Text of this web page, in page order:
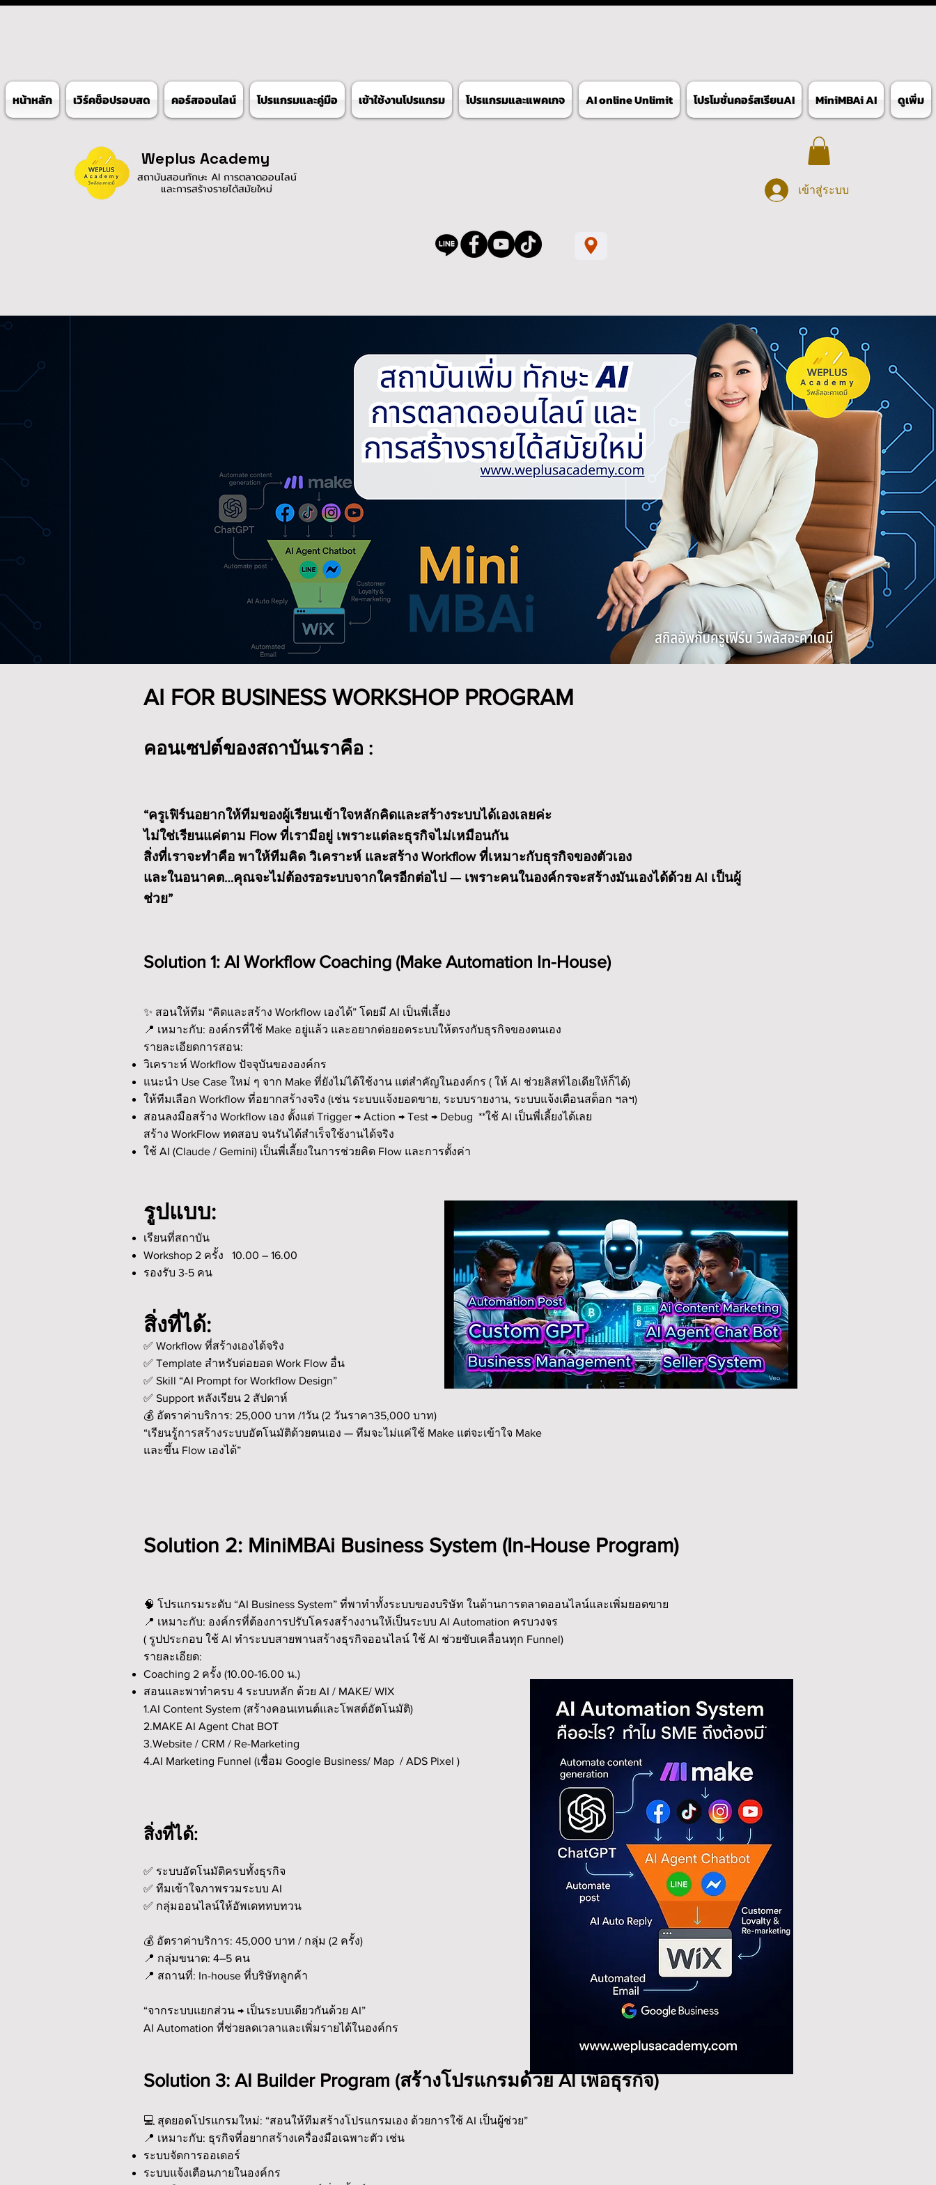
Weplus Academy
สถาบันสอนทักษะ AI การตลาดออนไลน์
และการสร้างรายได้สมัยใหม่
เข้าสู่ระบบ
หน้าหลัก เวิร์คช็อปรอบสด คอร์สออนไลน์ โปรแกรมและคู่มือ เข้าใช้งานโปรแกรม โปรแกรมและแพคเกจ AI online Unlimit โปรโมชั่นคอร์สเรียนAI MiniMBAi AI ดูเพิ่ม
AI FOR BUSINESS WORKSHOP PROGRAM
คอนเซปต์ของสถาบันเราคือ :
“ครูเฟิร์นอยากให้ทีมของผู้เรียนเข้าใจหลักคิดและสร้างระบบได้เองเลยค่ะ
ไม่ใช่เรียนแค่ตาม Flow ที่เรามีอยู่ เพราะแต่ละธุรกิจไม่เหมือนกัน
สิ่งที่เราจะทำคือ พาให้ทีมคิด วิเคราะห์ และสร้าง Workflow ที่เหมาะกับธุรกิจของตัวเอง
และในอนาคต…คุณจะไม่ต้องรอระบบจากใครอีกต่อไป — เพราะคนในองค์กรจะสร้างมันเองได้ด้วย AI เป็นผู้
ช่วย”
Solution 1: AI Workflow Coaching (Make Automation In-House)
✨ สอนให้ทีม “คิดและสร้าง Workflow เองได้” โดยมี AI เป็นพี่เลี้ยง
📍 เหมาะกับ: องค์กรที่ใช้ Make อยู่แล้ว และอยากต่อยอดระบบให้ตรงกับธุรกิจของตนเอง
รายละเอียดการสอน:
วิเคราะห์ Workflow ปัจจุบันขององค์กร
แนะนำ Use Case ใหม่ ๆ จาก Make ที่ยังไม่ได้ใช้งาน แต่สำคัญในองค์กร ( ให้ AI ช่วยลิสท์ไอเดียให้ก็ได้)
ให้ทีมเลือก Workflow ที่อยากสร้างจริง (เช่น ระบบแจ้งยอดขาย, ระบบรายงาน, ระบบแจ้งเตือนสต็อก ฯลฯ)
สอนลงมือสร้าง Workflow เอง ตั้งแต่ Trigger → Action → Test → Debug **ใช้ AI เป็นพี่เลี้ยงได้เลย
สร้าง WorkFlow ทดสอบ จนรันได้สำเร็จใช้งานได้จริง
ใช้ AI (Claude / Gemini) เป็นพี่เลี้ยงในการช่วยคิด Flow และการตั้งค่า
รูปแบบ:
เรียนที่สถาบัน
Workshop 2 ครั้ง 10.00 – 16.00
รองรับ 3-5 คน
สิ่งที่ได้:
✅ Workflow ที่สร้างเองได้จริง
✅ Template สำหรับต่อยอด Work Flow อื่น
✅ Skill “AI Prompt for Workflow Design”
✅ Support หลังเรียน 2 สัปดาห์
💰 อัตราค่าบริการ: 25,000 บาท /1วัน (2 วันราคา35,000 บาท)
“เรียนรู้การสร้างระบบอัตโนมัติด้วยตนเอง — ทีมจะไม่แค่ใช้ Make แต่จะเข้าใจ Make
และขึ้น Flow เองได้”
Solution 2: MiniMBAi Business System (In-House Program)
🧠 โปรแกรมระดับ “AI Business System” ที่พาทำทั้งระบบของบริษัท ในด้านการตลาดออนไลน์และเพิ่มยอดขาย
📍 เหมาะกับ: องค์กรที่ต้องการปรับโครงสร้างงานให้เป็นระบบ AI Automation ครบวงจร
( รูปประกอบ ใช้ AI ทำระบบสายพานสร้างธุรกิจออนไลน์ ใช้ AI ช่วยขับเคลื่อนทุก Funnel)
รายละเอียด:
Coaching 2 ครั้ง (10.00-16.00 น.)
สอนและพาทำครบ 4 ระบบหลัก ด้วย AI / MAKE/ WIX
1️.AI Content System (สร้างคอนเทนต์และโพสต์อัตโนมัติ)
2️.MAKE AI Agent Chat BOT
3️.Website / CRM / Re-Marketing
4️.AI Marketing Funnel (เชื่อม Google Business/ Map / ADS Pixel )
สิ่งที่ได้:
✅ ระบบอัตโนมัติครบทั้งธุรกิจ
✅ ทีมเข้าใจภาพรวมระบบ AI
✅ กลุ่มออนไลน์ให้อัพเดททบทวน
💰 อัตราค่าบริการ: 45,000 บาท / กลุ่ม (2 ครั้ง)
📍 กลุ่มขนาด: 4–5 คน
📍 สถานที่: In-house ที่บริษัทลูกค้า
“จากระบบแยกส่วน → เป็นระบบเดียวกันด้วย AI”
AI Automation ที่ช่วยลดเวลาและเพิ่มรายได้ในองค์กร
Solution 3: AI Builder Program (สร้างโปรแกรมด้วย AI เพื่อธุรกิจ)
💻 สุดยอดโปรแกรมใหม่: “สอนให้ทีมสร้างโปรแกรมเอง ด้วยการใช้ AI เป็นผู้ช่วย”
📍 เหมาะกับ: ธุรกิจที่อยากสร้างเครื่องมือเฉพาะตัว เช่น
ระบบจัดการออเดอร์
ระบบแจ้งเตือนภายในองค์กร